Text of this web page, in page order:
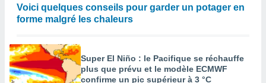
Voici quelques conseils pour garder un potager en
forme malgré les chaleurs
Super El Niño : le Pacifique se réchauffe
plus que prévu et le modèle ECMWF
confirme un pic supérieur à 3 °C